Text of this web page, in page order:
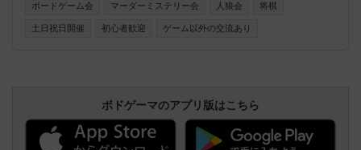
大歓迎 出入り途中入退室OK 飲食持ち込みOK 協力型ゲーム
多し ファシリテーター在中 ギターセッションタイムもあり
ボードゲーム会 マーダーミステリー会 人狼会 将棋
土日祝日開催 初心者歓迎 ゲーム以外の交流あり
ボドゲーマのアプリ版はこちら